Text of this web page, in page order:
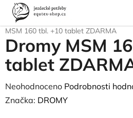
Přejít
obsah
Domů
Pes a kočka
MSM 160 tbl. +10 tablet ZDARMA
Dromy MSM
tablet
Průměrné
hodnocení
Neohodnoceno Podrobnosti
Značka: DROMY